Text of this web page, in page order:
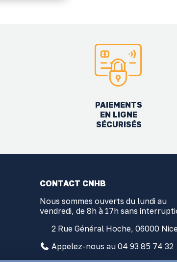
PAIEMENTS
EN LIGNE
SÉCURISÉS
CONTACT CNHB
Nous sommes ouverts du lundi au
vendredi, de 8h à 17h sans
2 Rue Général Hoche, 06000
Appelez-nous au 04 93 85 74 32